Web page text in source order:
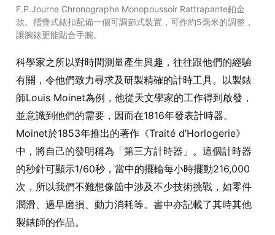
F.P.Journe Chronographe Monopoussoir Rattrapante鉑金
款。摺疊式錶扣配備一個可調節式裝置，可作約5毫米的調整，
讓腕錶更能貼合手腕。
科學家之所以對時間測量產生興趣，往往跟他們的經驗
有關，令他們致力尋求及研製精確的計時工具。以製錶
師Louis Moinet為例，他從天文學家的工作得到啟發，
並意識到他們的需要，因而在1816年發表計時器。
Moinet於1853年推出的著作《Traité d’Horlogerie》
中，將自己的發明稱為「第三方計時器」。這個計時器
的秒針可顯示1/60秒，當中的擺輪每小時擺動216,000
次，所以我們不難想像箇中涉及不少技術挑戰，如零件
潤滑、過早磨損、動力消耗等。書中亦記載了其時其他
製錶師的作品。